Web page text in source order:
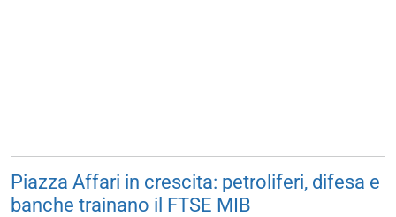
Piazza Affari in crescita: petroliferi, difesa e
banche trainano il FTSE MIB